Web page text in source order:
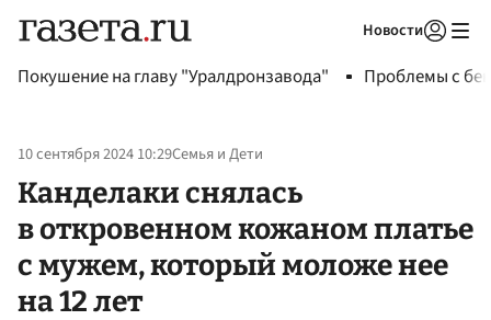
Новости
Покушение на главу "Уралдронзавода" Проблемы с
10 сентября 2024 10:29Семья и Дети
Канделаки снялась
в откровенном кожаном платье
с мужем, который моложе нее
на 12 лет